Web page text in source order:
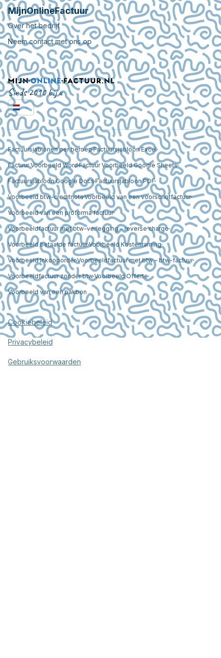
MijnOnlineFactuur
Over het bedrijf
Neem contact met ons op
Sinds 2010 bij u
Factuursjablonen per beroepFactuursjabloon Excel
Factuur Voorbeeld WordFactuur Voorbeeld Google Sheets
Factuursjabloon Google DocsFactuursjabloon PDF
Voorbeeld btw-creditnotaVoorbeeld van een voorschotfactuur
Voorbeeld van een proforma factuur
Voorbeeldfactuur met btw-verlegging – reverse charge
Voorbeeld betaalde factuurVoorbeeld Kostenraming
Voorbeeld InkooporderVoorbeeldfactuur met btw – btw-factuur
Voorbeeldfactuur zonder btwVoorbeeld Offerte
Voorbeeld van een pakbon
Cookiebeleid
Privacybeleid
Gebruiksvoorwaarden